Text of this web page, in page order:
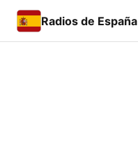
Radios de España